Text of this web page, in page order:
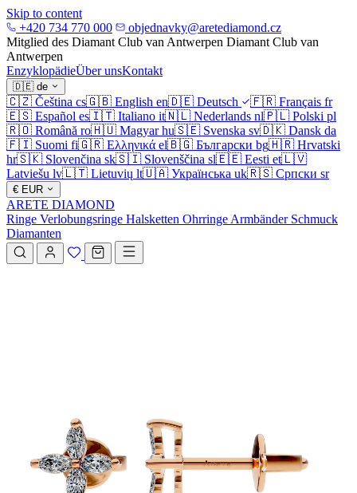
Skip to content
+420 734 770 000
objednavky@aretediamond.cz
Mitglied des Diamant Club van Antwerpen Diamant Club van
Antwerpen
EnzyklopädieÜber unsKontakt
🇩🇪 de
🇨🇿 Čeština cs🇬🇧 English en🇩🇪 Deutsch 🇫🇷 Français fr
🇪🇸 Español es🇮🇹 Italiano it🇳🇱 Nederlands nl🇵🇱 Polski pl
🇷🇴 Română ro🇭🇺 Magyar hu🇸🇪 Svenska sv🇩🇰 Dansk da
🇫🇮 Suomi fi🇬🇷 Ελληνικά el🇧🇬 Български bg🇭🇷 Hrvatski
hr🇸🇰 Slovenčina sk🇸🇮 Slovenščina sl🇪🇪 Eesti et🇱🇻
Latviešu lv🇱🇹 Lietuvių lt🇺🇦 Українська uk🇷🇸 Српски sr
€ EUR
ARETE DIAMOND
Ringe Verlobungsringe Halsketten Ohrringe Armbänder Schmuck
Diamanten